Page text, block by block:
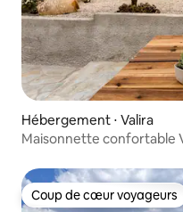
Hébergement ⋅ Valira
Maisonnette confortable
Coup de cœur voyageurs
Coup de cœur voyageurs